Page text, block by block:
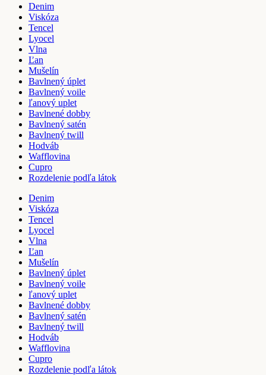
Denim
Viskóza
Tencel
Lyocel
Vlna
Ľan
Mušelín
Bavlnený úplet
Bavlnený voile
ľanový uplet
Bavlnené dobby
Bavlnený satén
Bavlnený twill
Hodváb
Wafflovina
Cupro
Rozdelenie podľa látok
Denim
Viskóza
Tencel
Lyocel
Vlna
Ľan
Mušelín
Bavlnený úplet
Bavlnený voile
ľanový uplet
Bavlnené dobby
Bavlnený satén
Bavlnený twill
Hodváb
Wafflovina
Cupro
Rozdelenie podľa látok